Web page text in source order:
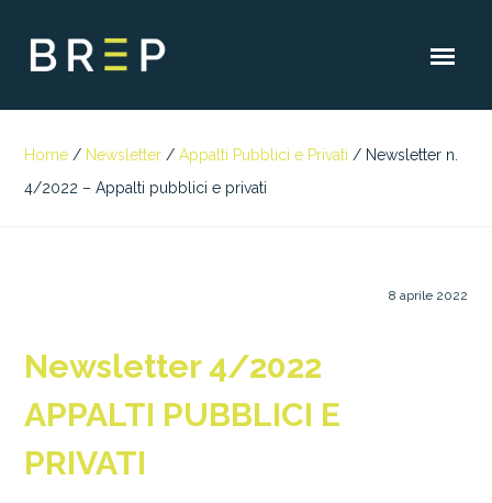
Home / Newsletter / Appalti Pubblici e Privati / Newsletter n.
4/2022 – Appalti pubblici e privati
8 aprile 2022
Newsletter 4/2022
APPALTI PUBBLICI E
PRIVATI